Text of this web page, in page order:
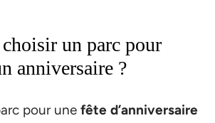
un parc pour
anniversaire ?
pour une fête d’anniversaire